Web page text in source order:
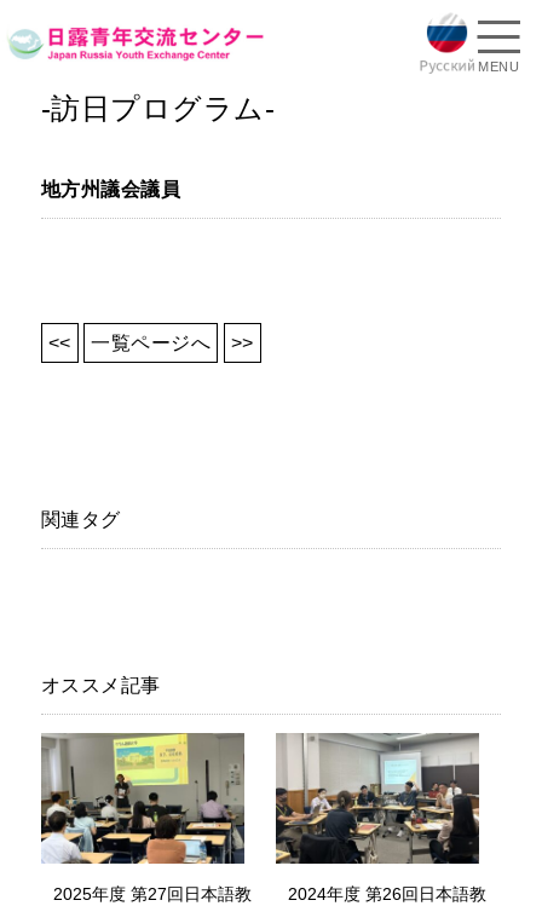
MENU
-訪日プログラム-
地方州議会議員
<< 一覧ページへ >>
関連タグ
オススメ記事
2025年度 第27回日本語教
2024年度 第26回日本語教